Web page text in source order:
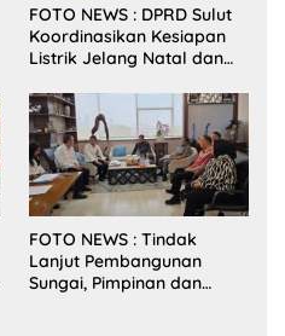
FOTO NEWS : DPRD Sulut
Koordinasikan Kesiapan
Listrik Jelang Natal dan
FOTO NEWS : Tindak
Lanjut Pembangunan
Sungai, Pimpinan dan